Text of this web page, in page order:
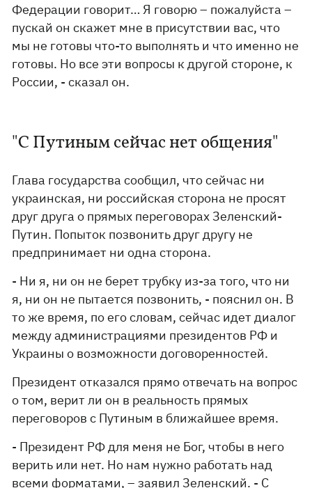
Федерации говорит… Я говорю – пожалуйста –
пускай он скажет мне в присутствии вас, что
мы не готовы что-то выполнять и что именно не
готовы. Но все эти вопросы к другой стороне, к
России, - сказал он.
"С Путиным сейчас нет общения"
Глава государства сообщил, что сейчас ни
украинская, ни российская сторона не просят
друг друга о прямых переговорах Зеленский-
Путин. Попыток позвонить друг другу не
предпринимает ни одна сторона.
- Ни я, ни он не берет трубку из-за того, что ни
я, ни он не пытается позвонить, - пояснил он. В
то же время, по его словам, сейчас идет диалог
между администрациями президентов РФ и
Украины о возможности договоренностей.
Президент отказался прямо отвечать на вопрос
о том, верит ли он в реальность прямых
переговоров с Путиным в ближайшее время.
- Президент РФ для меня не Бог, чтобы в него
верить или нет. Но нам нужно работать над
всеми форматами, – заявил Зеленский. - С